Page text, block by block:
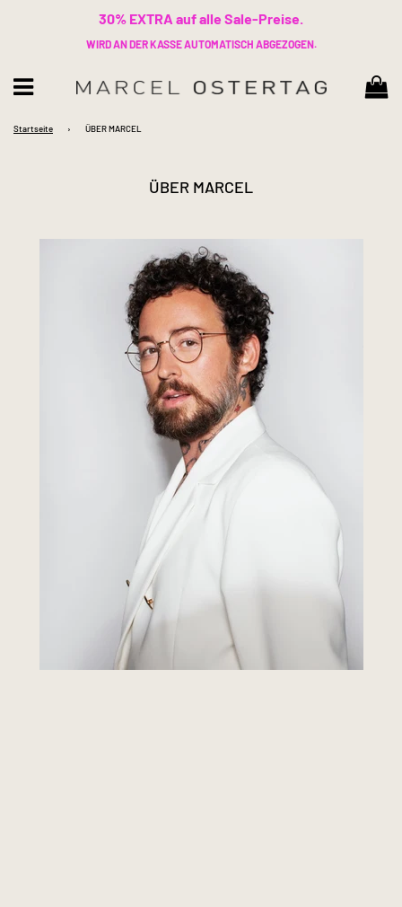
30% EXTRA auf alle Sale-Preise.
WIRD AN DER KASSE AUTOMATISCH ABGEZOGEN.
Startseite › ÜBER MARCEL
ÜBER MARCEL